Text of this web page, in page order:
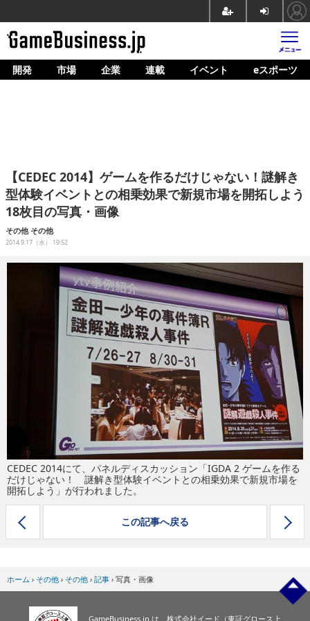
ホーム
企業動向
人材育成
産業政策
イベント/セミナー
開発 市場 企業 連載 イベント eスポーツ
【CEDEC 2014】ゲームを作るだけじゃない！謎解き
型体験イベントとの相乗効果で新規市場を開拓しよう
18枚目の写真・画像
その他 その他
2014.9.17（水） 19:52
CEDEC 2014にて、パネルディスカッション「IGDA 2 ゲームを作る
だけじゃない！ 謎解き型体験イベントとの相乗効果で新規市場を
開拓しよう」が行われました。
この記事へ戻る
ホーム › その他 › その他 › 記事 › 写真・画像
GameBusiness.jp は、株式会社イード（東証グロース上